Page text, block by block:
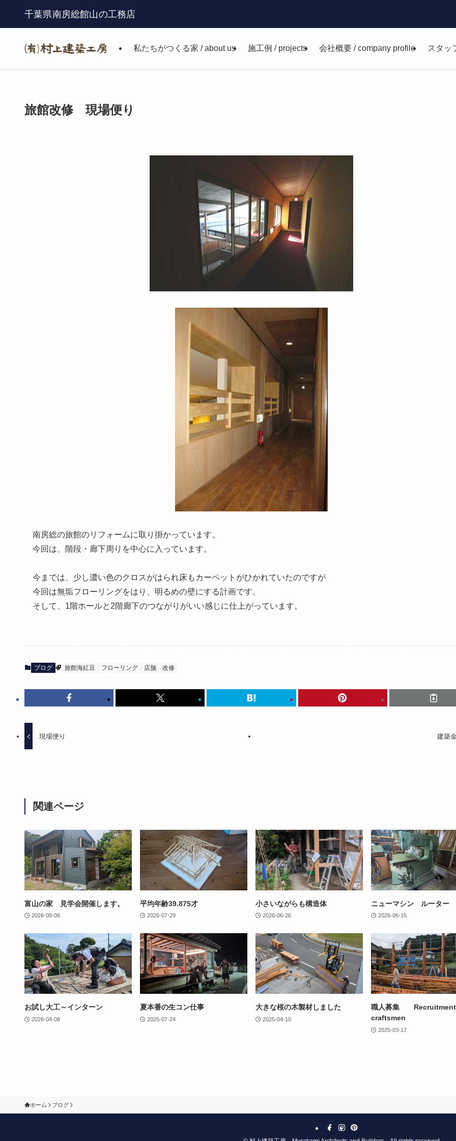
千葉県南房総館山の工務店
私たちがつくる家 / about us 施工例 / projects 会社概要 / company profile スタッ
旅館改修 現場便り
南房総の旅館のリフォームに取り掛かっています。
今回は、階段・廊下周りを中心に入っています。
今までは、少し濃い色のクロスがはられ床もカーペットがひかれていたのですが
今回は無垢フローリングをはり、明るめの壁にする計画です。
そして、1階ホールと2階廊下のつながりがいい感じに仕上がっています。
ブログ 旅館海紅豆 フローリング 店舗 改修
現場便り 建築
関連ページ
富山の家 見学会開催します。
2026-08-06
平均年齢39.875才
2026-07-29
小さいながらも構造体
2026-06-26
ニューマシン ルーター
2026-06-15
お試し大工～インターン
2026-04-08
夏本番の生コン仕事
2025-07-24
大きな桜の木製材しました
2025-04-10
職人募集
craftsmen
2025-03-17
ホーム ブログ